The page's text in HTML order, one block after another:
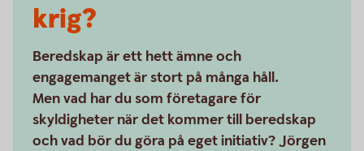
krig?
Beredskap är ett hett ämne och
engagemanget är stort på många håll.
Men vad har du som företagare för
skyldigheter när det kommer till beredskap
och vad bör du göra på eget initiativ? Jörgen